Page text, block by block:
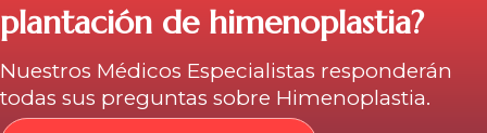
plantación de himenoplastia?
Nuestros Médicos Especialistas responderán
todas sus preguntas sobre Himenoplastia.